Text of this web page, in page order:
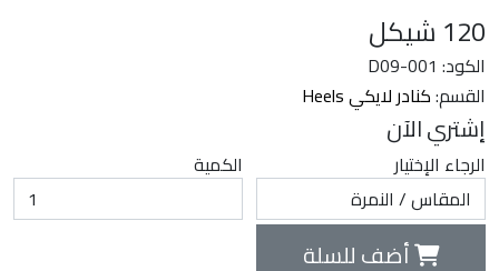
120 شيكل
الكود: D09-001
القسم:كنادر لايكي Heels
إشتري الآن
الرجاء الإختيار الكمية
أضف للسلة